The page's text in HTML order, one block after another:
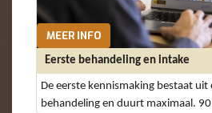
MEER INFO
Eerste behandeling en intake
De eerste kennismaking bestaat uit
behandeling en duurt maximaal.